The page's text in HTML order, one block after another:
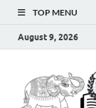
TOP MENU
August 9, 2026